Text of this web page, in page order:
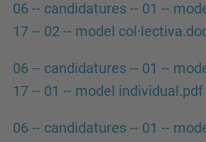
06 -- candidatures -- 01 --
17 -- 02 -- model
06 -- candidatures -- 01 --
17 -- 01 -- model individual.pdf
06 -- candidatures -- 01 --